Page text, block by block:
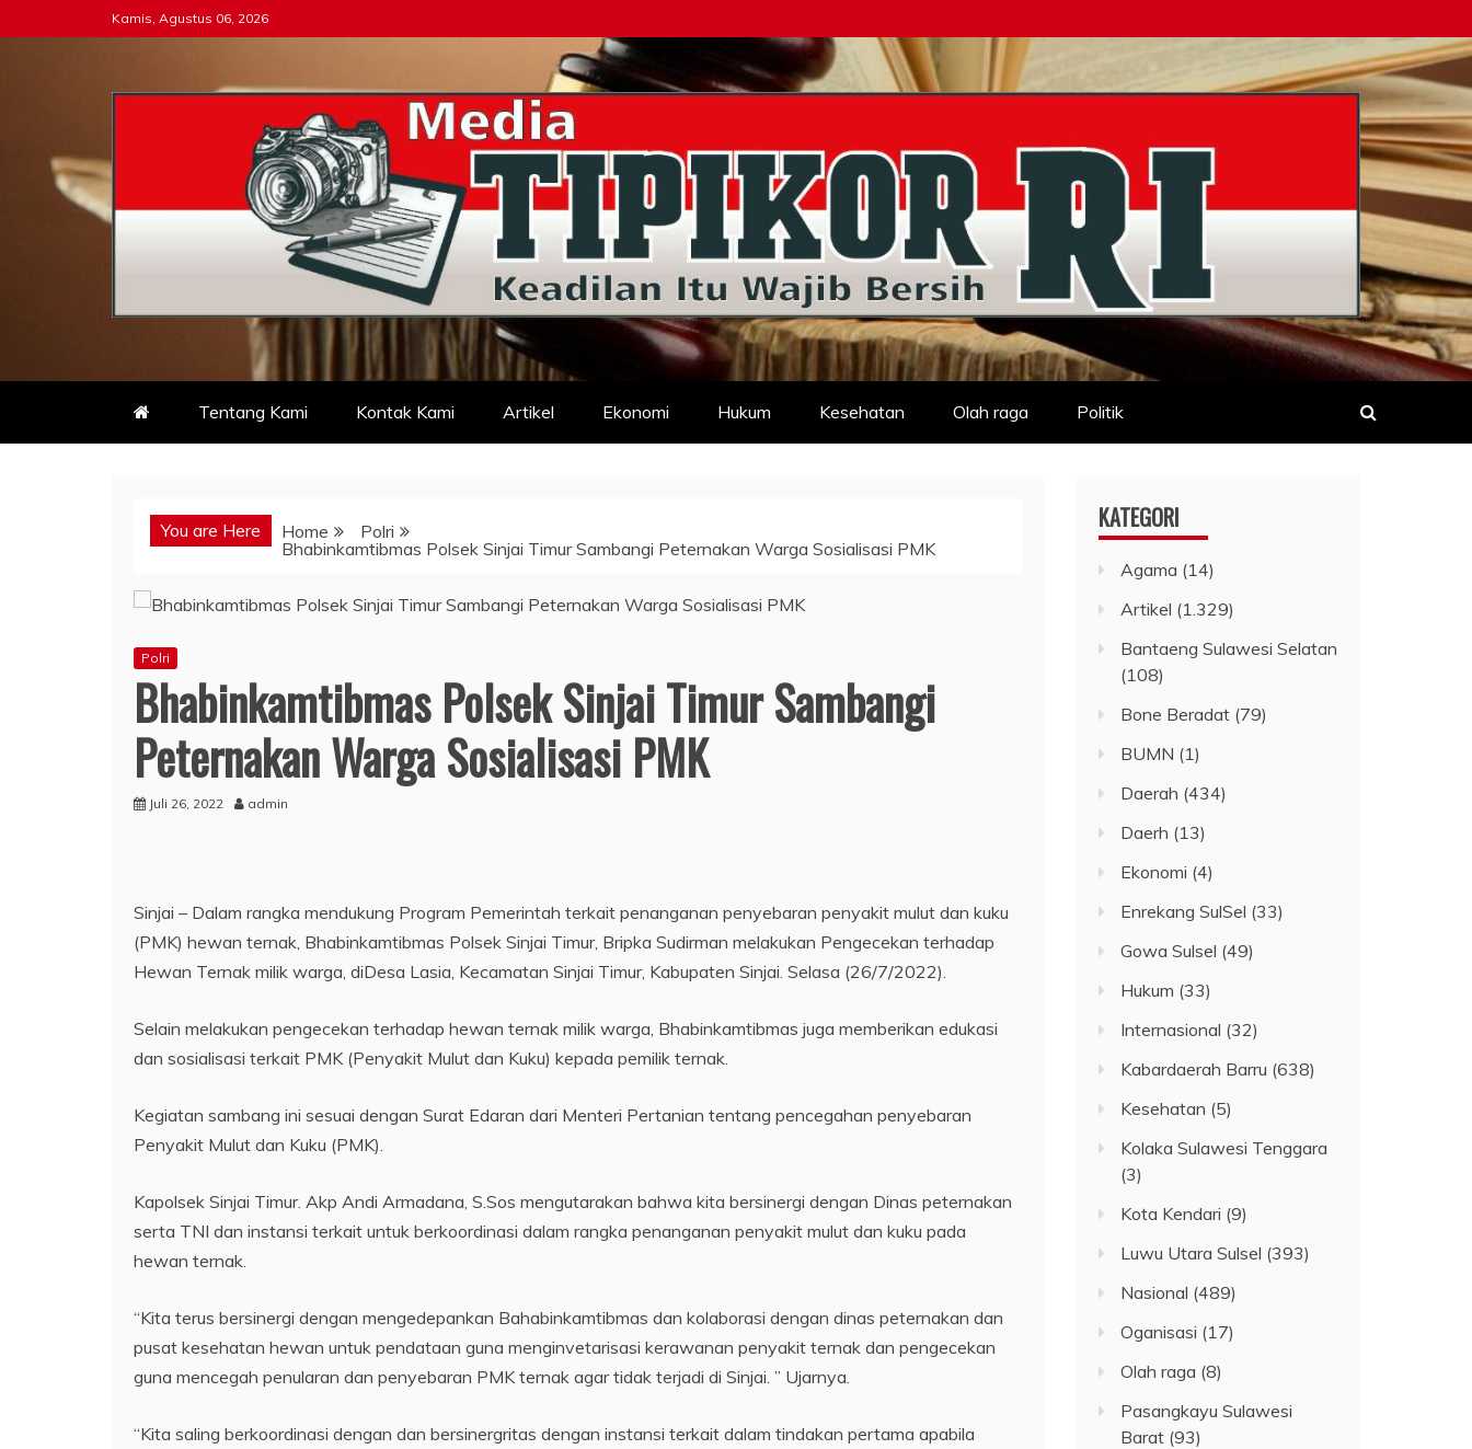
to
Kamis, Agustus 06, 2026
Tipikor-ri-online.my.id
Keadilan Itu Wajib Bersih
Tentang Kami Kontak Kami Artikel Ekonomi Hukum Kesehatan Olah raga Politik
You are Here Home
Polri
Bhabinkamtibmas Polsek Sinjai Timur Sambangi Peternakan Warga Sosialisasi PMK
Polri
Bhabinkamtibmas Polsek Sinjai Timur Sambangi
Peternakan Warga Sosialisasi PMK
Juli 26, 2022 admin
Sinjai – Dalam rangka mendukung Program Pemerintah terkait penanganan penyebaran penyakit mulut dan kuku
(PMK) hewan ternak, Bhabinkamtibmas Polsek Sinjai Timur, Bripka Sudirman melakukan Pengecekan terhadap
Hewan Ternak milik warga, diDesa Lasia, Kecamatan Sinjai Timur, Kabupaten Sinjai. Selasa (26/7/2022).
Selain melakukan pengecekan terhadap hewan ternak milik warga, Bhabinkamtibmas juga memberikan edukasi
dan sosialisasi terkait PMK (Penyakit Mulut dan Kuku) kepada pemilik ternak.
Kegiatan sambang ini sesuai dengan Surat Edaran dari Menteri Pertanian tentang pencegahan penyebaran
Penyakit Mulut dan Kuku (PMK).
Kapolsek Sinjai Timur. Akp Andi Armadana, S.Sos mengutarakan bahwa kita bersinergi dengan Dinas peternakan
serta TNI dan instansi terkait untuk berkoordinasi dalam rangka penanganan penyakit mulut dan kuku pada
hewan ternak.
“Kita terus bersinergi dengan mengedepankan Bahabinkamtibmas dan kolaborasi dengan dinas peternakan dan
pusat kesehatan hewan untuk pendataan guna menginvetarisasi kerawanan penyakit ternak dan pengecekan
guna mencegah penularan dan penyebaran PMK ternak agar tidak terjadi di Sinjai. ” Ujarnya.
“Kita saling berkoordinasi dengan dan bersinergritas dengan instansi terkait dalam tindakan pertama apabila
KATEGORI
Agama (14)
Artikel (1.329)
Bantaeng Sulawesi Selatan
(108)
Bone Beradat (79)
BUMN (1)
Daerah (434)
Daerh (13)
Ekonomi (4)
Enrekang SulSel (33)
Gowa Sulsel (49)
Hukum (33)
Internasional (32)
Kabardaerah Barru (638)
Kesehatan (5)
Kolaka Sulawesi Tenggara
(3)
Kota Kendari (9)
Luwu Utara Sulsel (393)
Nasional (489)
Oganisasi (17)
Olah raga (8)
Pasangkayu Sulawesi
Barat (93)